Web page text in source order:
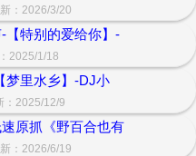
：2026/3/20
【特别的爱给你】-
2025/1/18
梦里水乡】-DJ小
：2025/12/9
原抓《野百合也有
：2026/6/19